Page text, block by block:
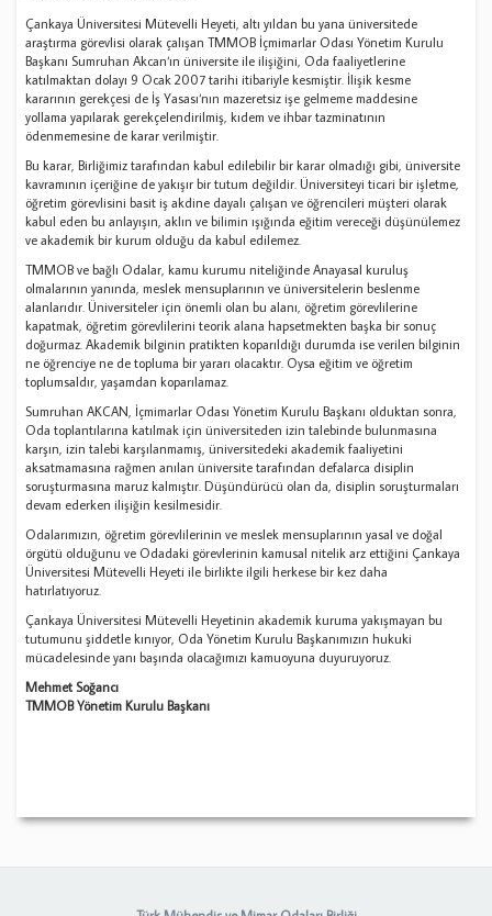
Çankaya Üniversitesi Mütevelli Heyeti, altı yıldan bu yana üniversitede
araştırma görevlisi olarak çalışan TMMOB İçmimarlar Odası Yönetim Kurulu
Başkanı Sumruhan Akcan‘ın üniversite ile ilişiğini, Oda faaliyetlerine
katılmaktan dolayı 9 Ocak 2007 tarihi itibariyle kesmiştir. İlişik kesme
kararının gerekçesi de İş Yasası‘nın mazeretsiz işe gelmeme maddesine
yollama yapılarak gerekçelendirilmiş, kıdem ve ihbar tazminatının
ödenmemesine de karar verilmiştir.
Bu karar, Birliğimiz tarafından kabul edilebilir bir karar olmadığı gibi, üniversite
kavramının içeriğine de yakışır bir tutum değildir. Üniversiteyi ticari bir işletme,
öğretim görevlisini basit iş akdine dayalı çalışan ve öğrencileri müşteri olarak
kabul eden bu anlayışın, aklın ve bilimin ışığında eğitim vereceği düşünülemez
ve akademik bir kurum olduğu da kabul edilemez.
TMMOB ve bağlı Odalar, kamu kurumu niteliğinde Anayasal kuruluş
olmalarının yanında, meslek mensuplarının ve üniversitelerin beslenme
alanlarıdır. Üniversiteler için önemli olan bu alanı, öğretim görevlilerine
kapatmak, öğretim görevlilerini teorik alana hapsetmekten başka bir sonuç
doğurmaz. Akademik bilginin pratikten koparıldığı durumda ise verilen bilginin
ne öğrenciye ne de topluma bir yararı olacaktır. Oysa eğitim ve öğretim
toplumsaldır, yaşamdan koparılamaz.
Sumruhan AKCAN, İçmimarlar Odası Yönetim Kurulu Başkanı olduktan sonra,
Oda toplantılarına katılmak için üniversiteden izin talebinde bulunmasına
karşın, izin talebi karşılanmamış, üniversitedeki akademik faaliyetini
aksatmamasına rağmen anılan üniversite tarafından defalarca disiplin
soruşturmasına maruz kalmıştır. Düşündürücü olan da, disiplin soruşturmaları
devam ederken ilişiğin kesilmesidir.
Odalarımızın, öğretim görevlilerinin ve meslek mensuplarının yasal ve doğal
örgütü olduğunu ve Odadaki görevlerinin kamusal nitelik arz ettiğini Çankaya
Üniversitesi Mütevelli Heyeti ile birlikte ilgili herkese bir kez daha
hatırlatıyoruz.
Çankaya Üniversitesi Mütevelli Heyetinin akademik kuruma yakışmayan bu
tutumunu şiddetle kınıyor, Oda Yönetim Kurulu Başkanımızın hukuki
mücadelesinde yanı başında olacağımızı kamuoyuna duyuruyoruz.
Mehmet Soğancı
TMMOB Yönetim Kurulu Başkanı